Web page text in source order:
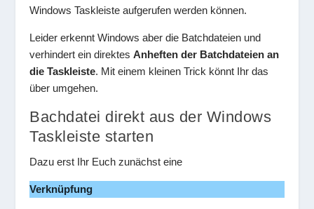
Windows Taskleiste aufgerufen werden können.
Leider erkennt Windows aber die Batchdateien und
verhindert ein direktesAnheften der Batchdateien an
die Taskleiste. Mit einem kleinen Trick könnt Ihr das
über umgehen.
Bachdatei direkt aus der Windows
Taskleiste starten
Dazu erst Ihr Euch zunächst eine
Verknüpfung